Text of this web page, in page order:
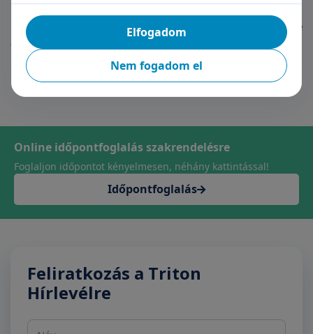
hegesítik és összehúzzák, így szabaddá válnak a
légutak. A beavatkozás után csak enyhe
orrdugulásra számíthatunk még egy-két napig.
Online időpontfoglalás szakrendelésre
Foglaljon időpontot kényelmesen, néhány kattintással!
Időpontfoglalás
Feliratkozás a Triton
Hírlevélre
Név
E-mail cím
Nem fogadom el
Elfogadom